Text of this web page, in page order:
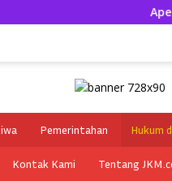
Apel Jam
Pemerintahan Hukum
Kontak Kami Tentang